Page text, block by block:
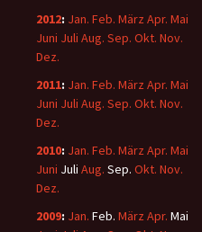
2012: Jan. Feb. März Apr. Mai
Juni Juli Aug. Sep. Okt. Nov.
Dez.
2011: Jan. Feb. März Apr. Mai
Juni Juli Aug. Sep. Okt. Nov.
Dez.
2010: Jan. Feb. März Apr. Mai
Juni Juli Aug. Sep. Okt. Nov.
Dez.
2009: Jan. Feb. März Apr. Mai